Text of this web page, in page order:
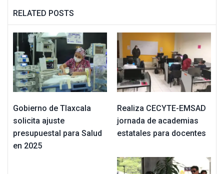
RELATED POSTS
Gobierno de Tlaxcala
solicita ajuste
presupuestal para Salud
en 2025
Realiza CECYTE-EMSAD
jornada de academias
estatales para docentes